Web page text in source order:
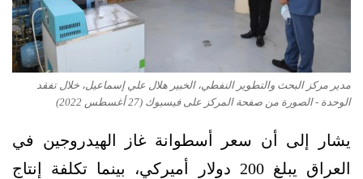
مدير مركز البحث والتطوير النفطي، الخبير هلال علي إسماعيل، خلال تفقد
الوحدة - الصورة من صفحة المركز على فيسبوك (27 أغسطس 2022)
يشار إلى أن سعر أسطوانة غاز الهيدروجين في
العراق يبلغ 200 دولار أميركي، بينما تكلفة إنتاج